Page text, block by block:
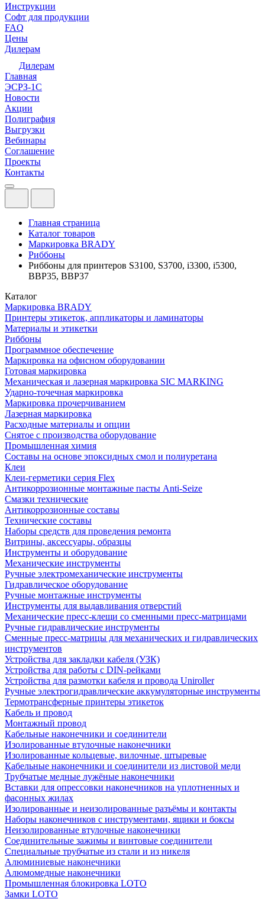
Инструкции
Софт для продукции
FAQ
Цены
Дилерам
Дилерам
Главная
ЭСРЗ-1С
Новости
Акции
Полиграфия
Выгрузки
Вебинары
Соглашение
Проекты
Контакты
Главная страница
Каталог товаров
Маркировка BRADY
Риббоны
Риббоны для принтеров S3100, S3700, i3300, i5300,
BBP35, BBP37
Каталог
Маркировка BRADY
Принтеры этикеток, аппликаторы и ламинаторы
Материалы и этикетки
Риббоны
Программное обеспечение
Маркировка на офисном оборудовании
Готовая маркировка
Механическая и лазерная маркировка SIC MARKING
Ударно-точечная маркировка
Маркировка прочерчиванием
Лазерная маркировка
Расходные материалы и опции
Снятое с производства оборудование
Промышленная химия
Составы на основе эпоксидных смол и полиуретана
Клеи
Клеи-герметики серия Flex
Антикоррозионные монтажные пасты Anti-Seize
Смазки технические
Антикоррозионные составы
Технические составы
Наборы средств для проведения ремонта
Витрины, аксессуары, образцы
Инструменты и оборудование
Механические инструменты
Ручные электромеханические инструменты
Гидравлическое оборудование
Ручные монтажные инструменты
Инструменты для выдавливания отверстий
Механические пресс-клещи со сменными пресс-матрицами
Ручные гидравлические инструменты
Сменные пресс-матрицы для механических и гидравлических
инструментов
Устройства для закладки кабеля (УЗК)
Устройства для работы с DIN-рейками
Устройства для размотки кабеля и провода Uniroller
Ручные электрогидравлические аккумуляторные инструменты
Термотрансферные принтеры этикеток
Кабель и провод
Монтажный провод
Кабельные наконечники и соединители
Изолированные втулочные наконечники
Изолированные кольцевые, вилочные, штыревые
Кабельные наконечники и соединители из листовой меди
Трубчатые медные лужёные наконечники
Вставки для опрессовки наконечников на уплотненных и
фасонных жилах
Изолированные и неизолированные разъёмы и контакты
Наборы наконечников с инструментами, ящики и боксы
Неизолированные втулочные наконечники
Соединительные зажимы и винтовые соединители
Специальные трубчатые из стали и из никеля
Алюминиевые наконечники
Алюмомедные наконечники
Промышленная блокировка LOTO
Замки LOTO